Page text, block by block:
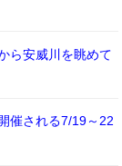
ら安威川を眺めて
催される7/19～22